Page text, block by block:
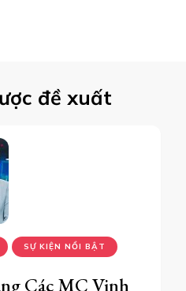
đề xuất
SỰ KIỆN NỔI BẬT
Các MC Vinh